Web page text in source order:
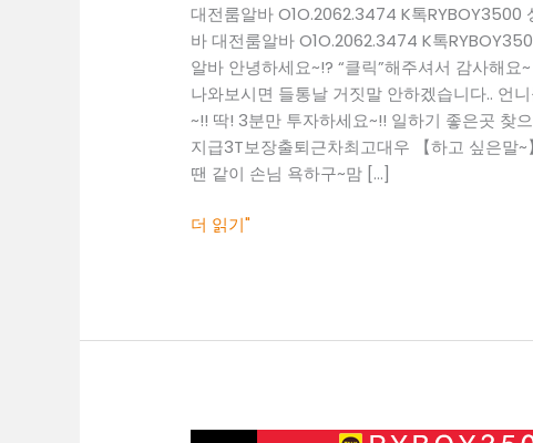
대전룸알바 O1O.2062.3474 K톡
바 대전룸알바 O1O.2062.3474 K톡
알바 안녕하세요~!? “클릭”해주셔서 감사해
나와보시면 들통날 거짓말 안하겠습니다.. 언
~!! 딱! 3분만 투자하세요~!! 일하기 좋은곳
지급3T보장출퇴근차최고대우 【하고 싶은말
땐 같이 손님 욕하구~맘 […]
동
노
래
방
알
바
두
동
무
더 읽기"